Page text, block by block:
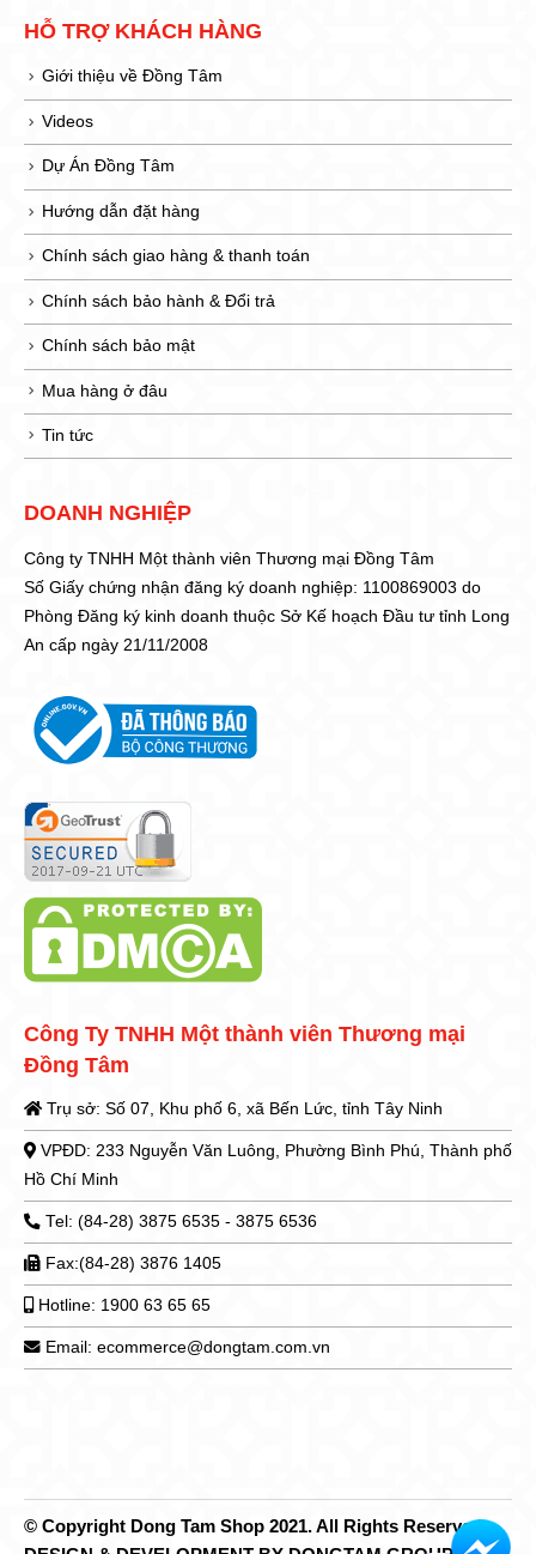
HỖ TRỢ KHÁCH HÀNG
Giới thiệu về Đồng Tâm
Videos
Dự Án Đồng Tâm
Hướng dẫn đặt hàng
Chính sách giao hàng & thanh toán
Chính sách bảo hành & Đổi trả
Chính sách bảo mật
Mua hàng ở đâu
Tin tức
DOANH NGHIỆP
Công ty TNHH Một thành viên Thương mại Đồng Tâm
Số Giấy chứng nhận đăng ký doanh nghiệp: 1100869003 do
Phòng Đăng ký kinh doanh thuộc Sở Kế hoạch Đầu tư tỉnh Long
An cấp ngày 21/11/2008
Công Ty TNHH Một thành viên Thương mại
Đồng Tâm
Trụ sở: Số 07, Khu phố 6, xã Bến Lức, tỉnh Tây Ninh
VPĐD: 233 Nguyễn Văn Luông, Phường Bình Phú, Thành phố
Hồ Chí Minh
Tel: (84-28) 3875 6535 - 3875 6536
Fax:(84-28) 3876 1405
Hotline: 1900 63 65 65
Email: ecommerce@dongtam.com.vn
© Copyright Dong Tam Shop 2021. All Rights Reserved.